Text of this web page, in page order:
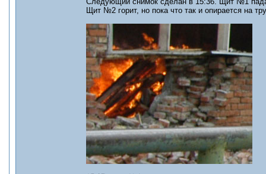
Щит №2 горит, но пока что так и опирается на